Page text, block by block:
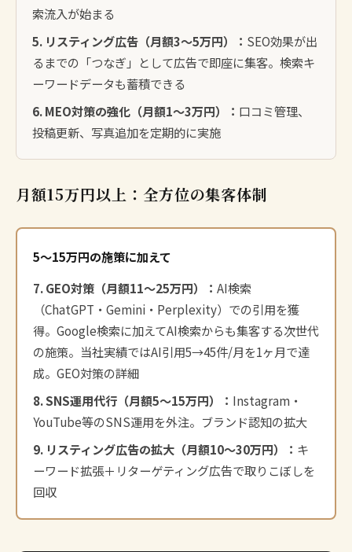
索流入が始まる
5. リスティング広告（月額3〜5万円）： SEO効果が出
るまでの「つなぎ」として広告で即座に集客。検索キ
ーワードデータも蓄積できる
6. MEO対策の強化（月額1〜3万円）： 口コミ管理、
投稿更新、写真追加を定期的に実施
月額15万円以上：全方位の集客体制
5〜15万円の施策に加えて
7. GEO対策（月額11〜25万円）： AI検索
（ChatGPT・Gemini・Perplexity）での引用を獲
得。Google検索に加えてAI検索からも集客する次世代
の施策。当社実績ではAI引用5→45件/月を1ヶ月で達
成。 GEO対策の詳細
8. SNS運用代行（月額5〜15万円）： Instagram・
YouTube等のSNS運用を外注。ブランド認知の拡大
9. リスティング広告の拡大（月額10〜30万円）： キ
ーワード拡張＋リターゲティング広告で取りこぼしを
回収